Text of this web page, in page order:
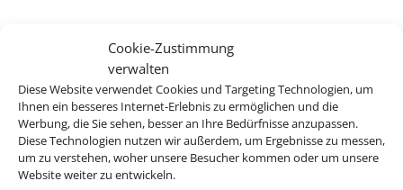
Cookie-Zustimmung
verwalten
Diese Website verwendet Cookies und Targeting Technologien, um
Ihnen ein besseres Internet-Erlebnis zu ermöglichen und die
Werbung, die Sie sehen, besser an Ihre Bedürfnisse anzupassen.
Diese Technologien nutzen wir außerdem, um Ergebnisse zu messen,
um zu verstehen, woher unsere Besucher kommen oder um unsere
Website weiter zu entwickeln.
Wir brauchen Ihre
Einwilligung